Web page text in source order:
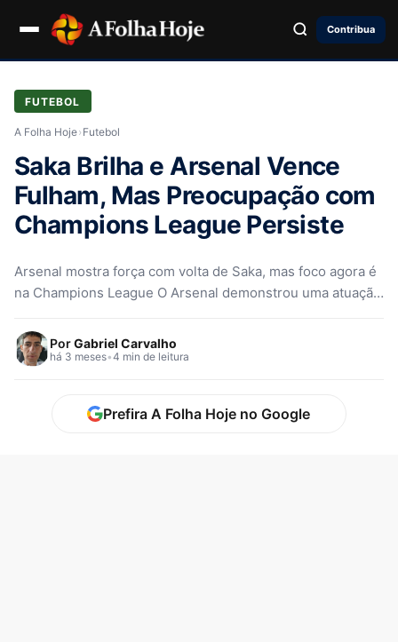
Contribua
FUTEBOL
A Folha Hoje› Futebol
Saka Brilha e Arsenal Vence
Fulham, Mas Preocupação com
Champions League Persiste
Arsenal mostra força com volta de Saka, mas foco agora é
na Champions League O Arsenal demonstrou uma atuação
PorGabriel Carvalho
há 3 meses•4 min de leitura
Prefira A Folha Hoje no Google